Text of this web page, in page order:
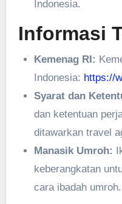
Indonesia.
Informasi
Kemenag RI:
Indonesia: https://
Syarat dan
dan ketentuan
ditawarkan travel
Manasik Umroh:
keberangkatan
cara ibadah umroh.